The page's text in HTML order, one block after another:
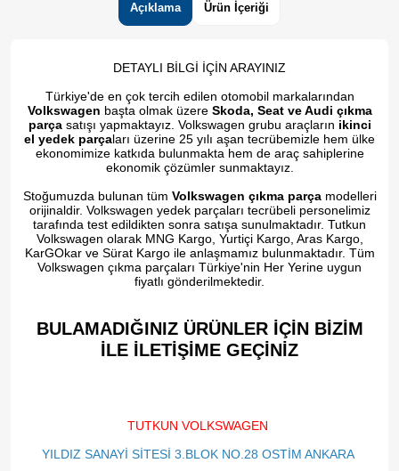
Açıklama Ürün İçeriği
DETAYLI BİLGİ İÇİN ARAYINIZ
Türkiye'de en çok tercih edilen otomobil markalarından
Volkswagen başta olmak üzere Skoda, Seat ve Audi çıkma
parçasatışı yapmaktayız. Volkswagen grubu araçların ikinci
el yedek parçaları üzerine 25 yılı aşan tecrübemizle hem ülke
ekonomimize katkıda bulunmakta hem de araç sahiplerine
ekonomik çözümler sunmaktayız.
Stoğumuzda bulunan tüm Volkswagen çıkma parçamodelleri
orijinaldir. Volkswagen yedek parçaları tecrübeli personelimiz
tarafında test edildikten sonra satışa sunulmaktadır. Tutkun
Volkswagen olarak MNG Kargo, Yurtiçi Kargo, Aras Kargo,
KarGOkar ve Sürat Kargo ile anlaşmamız bulunmaktadır. Tüm
Volkswagen çıkma parçaları Türkiye'nin Her Yerine uygun
fiyatlı gönderilmektedir.
BULAMADIĞINIZ ÜRÜNLER İÇİN BİZİM
İLE İLETİŞİME GEÇİNİZ​
TUTKUN VOLKSWAGEN
YILDIZ SANAYİ SİTESİ 3.BLOK NO.28 OSTİM ANKARA